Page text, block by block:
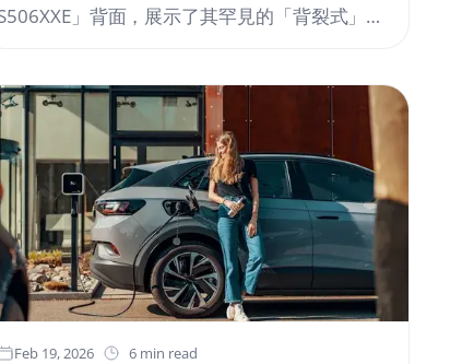
」背面，展示了其罕見的「背裂式」剪
Feb 19, 2026 6 min read